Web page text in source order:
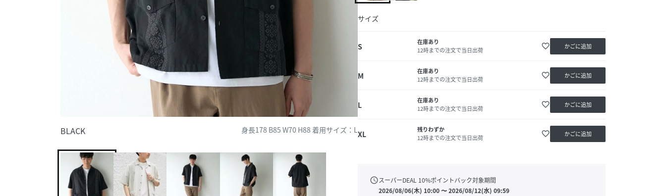
BLACK 身長178 B85 W70 H88 着用サイズ：L
サイズ
S
在庫あり
12時までの注文で当日出荷
favorite_border かごに追加
M
在庫あり
12時までの注文で当日出荷
favorite_border かごに追加
L
在庫あり
12時までの注文で当日出荷
favorite_border かごに追加
XL
残りわずか
12時までの注文で当日出荷
favorite_border かごに追加
scheduleスーパーDEAL 10%ポイントバック対象期間
2026/08/06(木) 10:00〜2026/08/12(水) 09:59